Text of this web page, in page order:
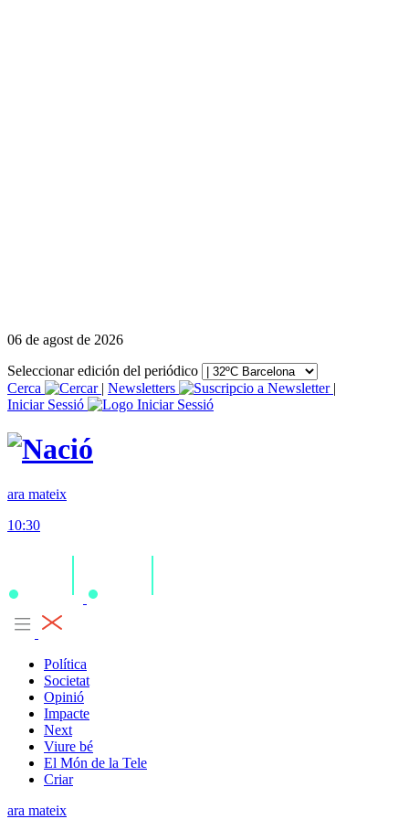
06 de agost de 2026
Seleccionar edición del periódico
Cerca
| Newsletters
|
Iniciar Sessió
ara mateix
10:30
Política
Societat
Opinió
Impacte
Next
Viure bé
El Món de la Tele
Criar
ara mateix